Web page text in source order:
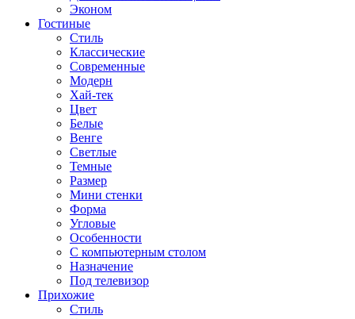
Эконом
Гостиные
Стиль
Классические
Современные
Модерн
Хай-тек
Цвет
Белые
Венге
Светлые
Темные
Размер
Мини стенки
Форма
Угловые
Особенности
С компьютерным столом
Назначение
Под телевизор
Прихожие
Стиль